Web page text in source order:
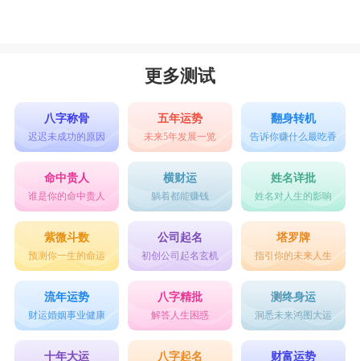
更多测试
八字称骨
迟迟未成功的原因
五年运势
未来5年发展一览
翻身转机
告诉你赚什么最吃香
命中贵人
谁是你的命中贵人
横财运
躺着都能赚钱
姓名详批
姓名对人生的影响
紫微斗数
预测你一生的命运
公司起名
初创公司起名玄机
塔罗牌
指引你的未来人生
流年运势
财运婚姻事业健康
八字精批
解答人生困惑
测终身运
洞悉未来鸿图大运
十年大运 八字起名 财富运势